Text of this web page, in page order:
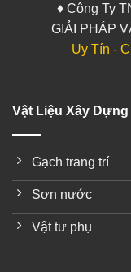
♦ Công Ty
GIẢI PHÁP
Uy Tín -
Vật Liệu Xây Dựng
Gạch trang trí
Sơn nước
Vật tư phụ